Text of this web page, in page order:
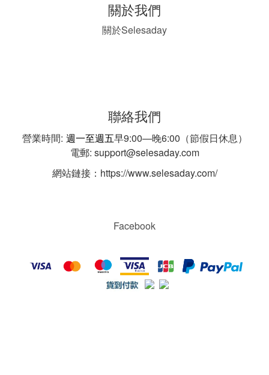
關於我們
關於Selesaday
聯絡我們
營業時間: 週一至週五早9:00—晚6:00（節假日休息）
電郵: support@selesaday.com
網站鏈接：https://www.selesaday.com/
Facebook